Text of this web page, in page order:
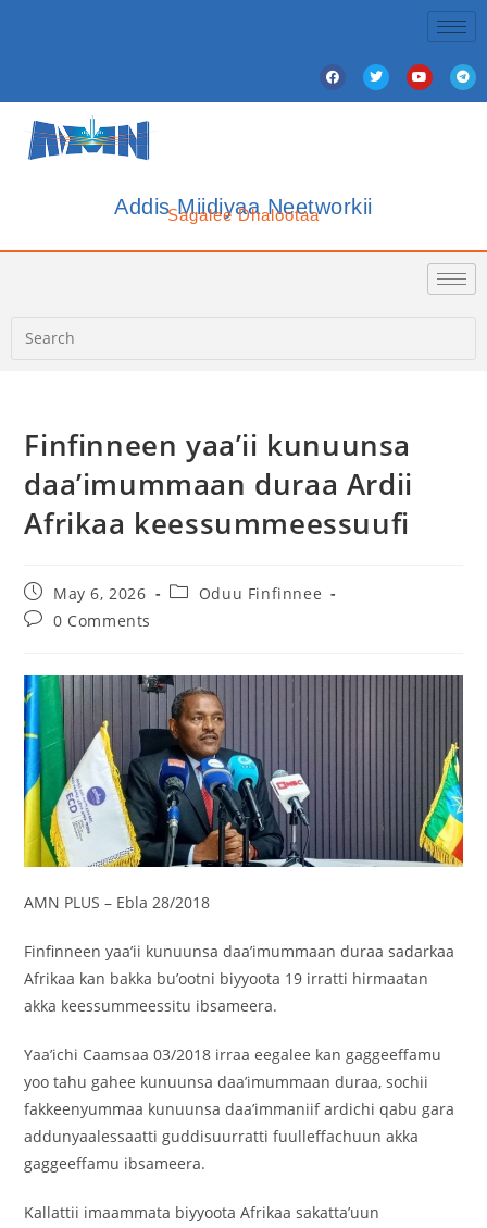
Addis Miidiyaa Neetworkii
Sagalee Dhalootaa
Finfinneen yaa’ii kunuunsa
daa’imummaan duraa Ardii
Afrikaa keessummeessuufi
May 6, 2026
Oduu Finfinnee
0 Comments
AMN PLUS – Ebla 28/2018
Finfinneen yaa’ii kunuunsa daa’imummaan duraa sadarkaa
Afrikaa kan bakka bu’ootni biyyoota 19 irratti hirmaatan
akka keessummeessitu ibsameera.
Yaa’ichi Caamsaa 03/2018 irraa eegalee kan gaggeeffamu
yoo tahu gahee kunuunsa daa’imummaan duraa, sochii
fakkeenyummaa kunuunsa daa’immaniif ardichi qabu gara
addunyaalessaatti guddisuurratti fuulleffachuun akka
gaggeeffamu ibsameera.
Kallattii imaammata biyyoota Afrikaa sakatta’uun